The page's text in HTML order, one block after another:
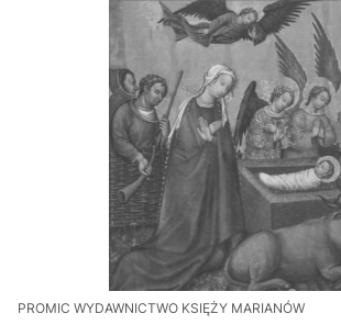
PROMIC WYDAWNICTWO KSIĘŻY MARIANÓW